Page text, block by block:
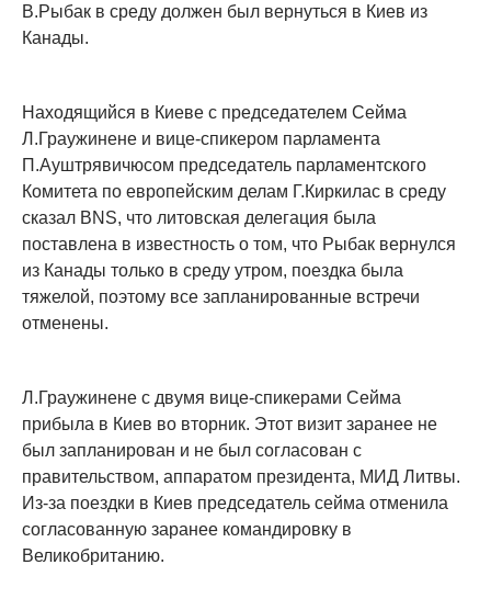
В.Рыбак в среду должен был вернуться в Киев из
Канады.
Находящийся в Киеве с председателем Сейма
Л.Граужинене и вице-спикером парламента
П.Ауштрявичюсом председатель парламентского
Комитета по европейским делам Г.Киркилас в среду
сказал BNS, что литовская делегация была
поставлена в известность о том, что Рыбак вернулся
из Канады только в среду утром, поездка была
тяжелой, поэтому все запланированные встречи
отменены.
Л.Граужинене с двумя вице-спикерами Сейма
прибыла в Киев во вторник. Этот визит заранее не
был запланирован и не был согласован с
правительством, аппаратом президента, МИД Литвы.
Из-за поездки в Киев председатель сейма отменила
согласованную заранее командировку в
Великобританию.